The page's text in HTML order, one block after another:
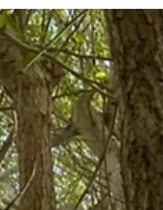
したが、最後の最後まで御約束のイサクを
け取るまで、信仰により、待ち続けまし
た。...